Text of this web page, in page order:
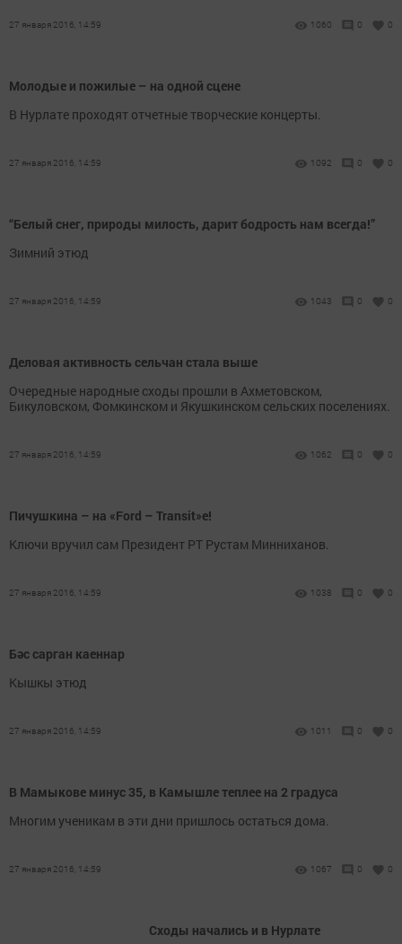
27 января 2016, 14:59 1060 0 0
Молодые и пожилые – на одной сцене
В Нурлате проходят отчетные творческие концерты.
27 января 2016, 14:59 1092 0 0
“Белый снег, природы милость, дарит бодрость нам всегда!”
Зимний этюд
27 января 2016, 14:59 1043 0 0
Деловая активность сельчан стала выше
Очередные народные сходы прошли в Ахметовском,
Бикуловском, Фомкинском и Якушкинском сельских поселениях.
27 января 2016, 14:59 1062 0 0
Пичушкина – на «Ford – Transit»е!
Ключи вручил сам Президент РТ Рустам Минниханов.
27 января 2016, 14:59 1038 0 0
Бәс сарган каеннар
Кышкы этюд
27 января 2016, 14:59 1011 0 0
В Мамыкове минус 35, в Камышле теплее на 2 градуса
Многим ученикам в эти дни пришлось остаться дома.
27 января 2016, 14:59 1067 0 0
Сходы начались и в Нурлате